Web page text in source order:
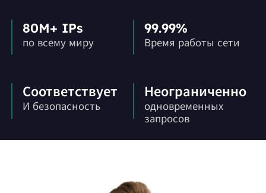
80M+ IPs
по всему миру
99.99%
Время работы сети
Соответствует
И безопасность
Неограниченно
одновременных
запросов